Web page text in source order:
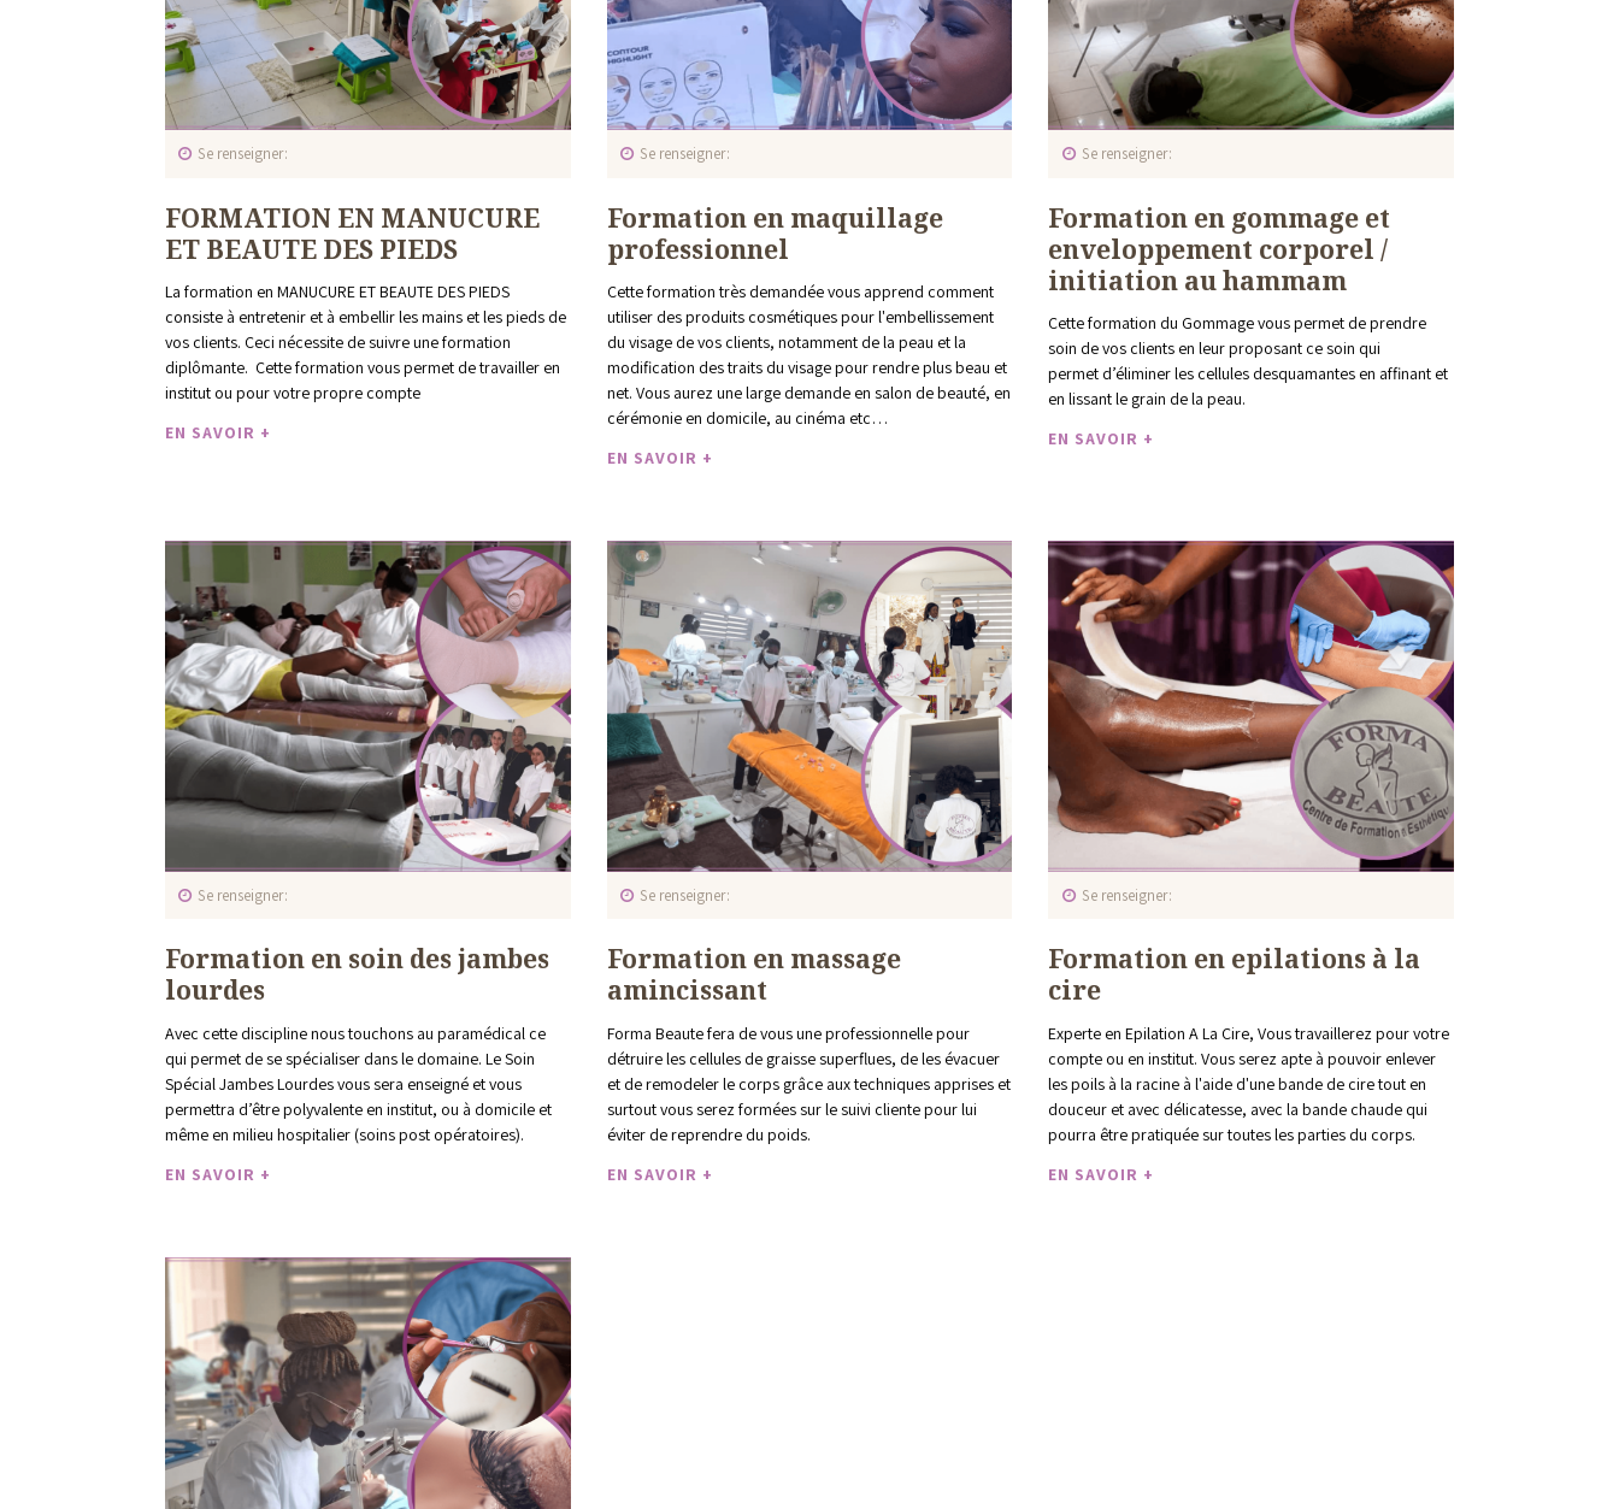
Se renseigner
FORMATION EN MANUCURE
ET BEAUTE DES PIEDS
La formation en MANUCURE ET BEAUTE DES PIEDS
consiste à entretenir et à embellir les mains et les pieds de
vos clients. Ceci nécessite de suivre une formation
diplômante. Cette formation vous permet de travailler en
institut ou pour votre propre compte
EN SAVOIR +
Se renseigner
Formation en maquillage
professionnel
Cette formation très demandée vous apprend comment
utiliser des produits cosmétiques pour l'embellissement
du visage de vos clients, notamment de la peau et la
modification des traits du visage pour rendre plus beau et
net. Vous aurez une large demande en salon de beauté, en
cérémonie en domicile, au cinéma etc…
EN SAVOIR +
Se renseigner
Formation en gommage et
enveloppement corporel /
initiation au hammam
Cette formation du Gommage vous permet de prendre
soin de vos clients en leur proposant ce soin qui
permet d’éliminer les cellules desquamantes en affinant et
en lissant le grain de la peau.
EN SAVOIR +
Se renseigner
Formation en soin des jambes
lourdes
Avec cette discipline nous touchons au paramédical ce
qui permet de se spécialiser dans le domaine. Le Soin
Spécial Jambes Lourdes vous sera enseigné et vous
permettra d’être polyvalente en institut, ou à domicile et
même en milieu hospitalier (soins post opératoires).
EN SAVOIR +
Se renseigner
Formation en massage
amincissant
Forma Beaute fera de vous une professionnelle pour
détruire les cellules de graisse superflues, de les évacuer
et de remodeler le corps grâce aux techniques apprises et
surtout vous serez formées sur le suivi cliente pour lui
éviter de reprendre du poids.
EN SAVOIR +
Se renseigner
Formation en epilations à la
cire
Experte en Epilation A La Cire, Vous travaillerez pour votre
compte ou en institut. Vous serez apte à pouvoir enlever
les poils à la racine à l'aide d'une bande de cire tout en
douceur et avec délicatesse, avec la bande chaude qui
pourra être pratiquée sur toutes les parties du corps.
EN SAVOIR +